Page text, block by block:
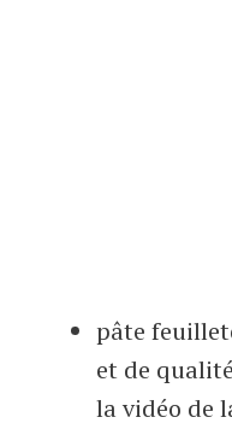
pâte
et de
la vidéo de